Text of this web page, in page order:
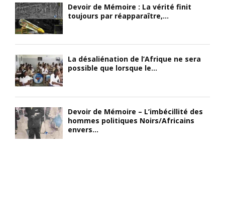
Devoir de Mémoire : La vérité finit
toujours par réapparaître,...
La désaliénation de l’Afrique ne sera
possible que lorsque le...
Devoir de Mémoire – L’imbécillité des
hommes politiques Noirs/Africains
envers...